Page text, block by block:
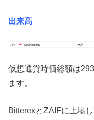
出来高
仮想通貨時価総額は
ます。
BitterexとZAIFに上場